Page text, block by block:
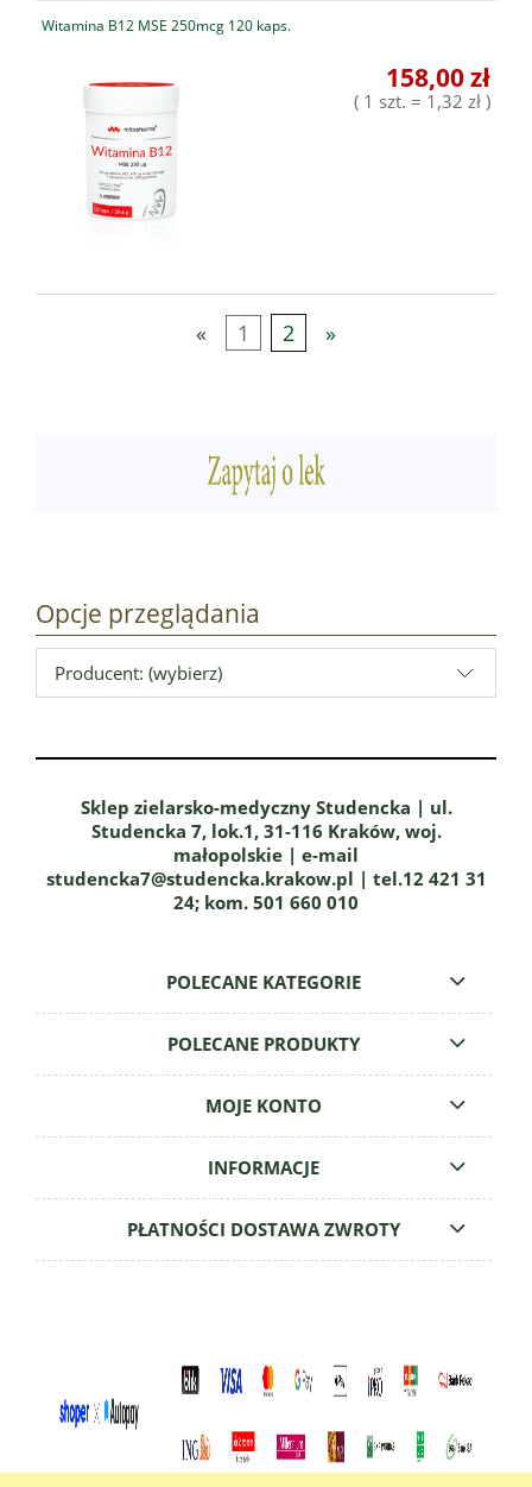
Witamina B12 MSE 250mcg 120 kaps.
158,00 zł
( 1 szt. = 1,32 zł )
« 1 2 »
Opcje przeglądania
Producent: (wybierz)
Sklep zielarsko-medyczny Studencka | ul.
Studencka 7, lok.1, 31-116 Kraków, woj.
małopolskie | e-mail
studencka7@studencka.krakow.pl | tel.12 421 31
24; kom. 501 660 010
POLECANE KATEGORIE
POLECANE PRODUKTY
MOJE KONTO
INFORMACJE
PŁATNOŚCI DOSTAWA ZWROTY